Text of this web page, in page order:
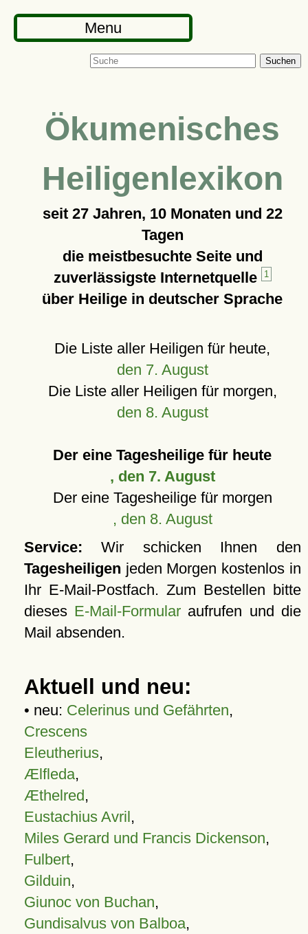
Menu
Suchen
Ökumenisches
Heiligenlexikon
seit 27 Jahren, 10 Monaten und 22
Tagen
die meistbesuchte Seite und
zuverlässigste Internetquelle
1
über Heilige in deutscher Sprache
Die Liste aller Heiligen für heute,
den 7. August
Die Liste aller Heiligen für morgen,
den 8. August
Der eine Tagesheilige für heute
, den 7. August
Der eine Tagesheilige für morgen
, den 8. August
Service: Wir schicken Ihnen den
Tagesheiligen jeden Morgen kostenlos in
Ihr E-Mail-Postfach. Zum Bestellen bitte
dieses E-Mail-Formular aufrufen und die
Mail absenden.
Aktuell und neu:
• neu: Celerinus und Gefährten,
Crescens
Eleutherius,
Ælfleda,
Æthelred,
Eustachius Avril,
Miles Gerard und Francis Dickenson,
Fulbert,
Gilduin,
Giunoc von Buchan,
Gundisalvus von Balboa,